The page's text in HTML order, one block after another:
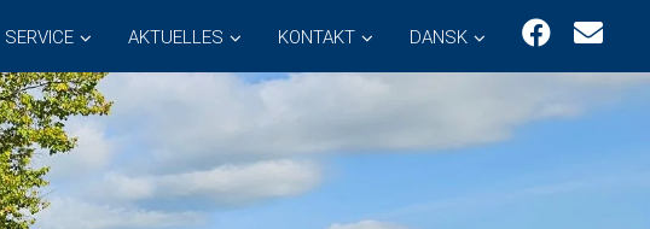
SERVICE AKTUELLES KONTAKT DANSK